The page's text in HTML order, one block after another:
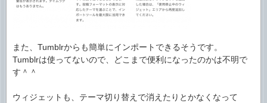
また、Tumblrからも簡単にインポートできるそうです。
Tumblrは使ってないので、どこまで便利になったのかは不明で
す＾＾
ウィジェットも、テーマ切り替えで消えたりとかなくなって